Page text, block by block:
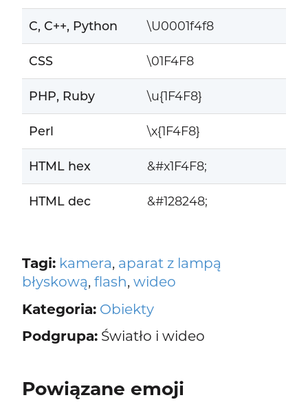
C, C++, Python \U0001f4f8
CSS \01F4F8
PHP, Ruby \u{1F4F8}
Perl \x{1F4F8}
HTML hex &#x1F4F8;
HTML dec &#128248;
Tagi: kamera, aparat z lampą
błyskową, flash, wideo
Kategoria: Obiekty
Podgrupa:Światło i wideo
Powiązane emoji